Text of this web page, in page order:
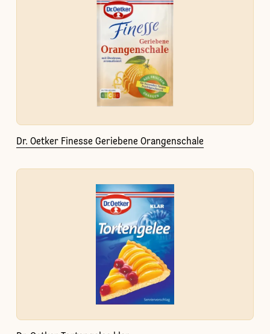
Dr. Oetker Finesse Geriebene Orangenschale